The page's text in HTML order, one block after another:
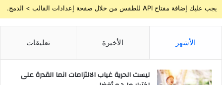
يجب عليك إضافة مفتاح API للطقس من خلال صفحة إعدادات القالب > الدمج.
الأشهر الأخيرة تعليقات
ليست الحرية غياب الالتزامات انما القدرة على